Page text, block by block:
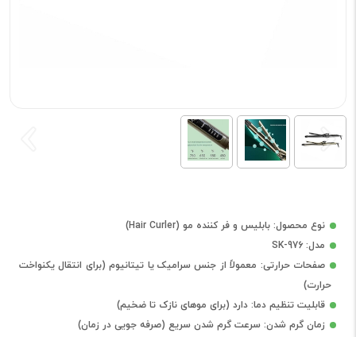
نوع محصول: بابلیس و فر کننده مو (Hair Curler)
مدل: SK-976
صفحات حرارتی: معمولاً از جنس سرامیک یا تیتانیوم (برای انتقال یکنواخت
حرارت)
قابلیت تنظیم دما: دارد (برای موهای نازک تا ضخیم)
زمان گرم شدن: سرعت گرم شدن سریع (صرفه جویی در زمان)